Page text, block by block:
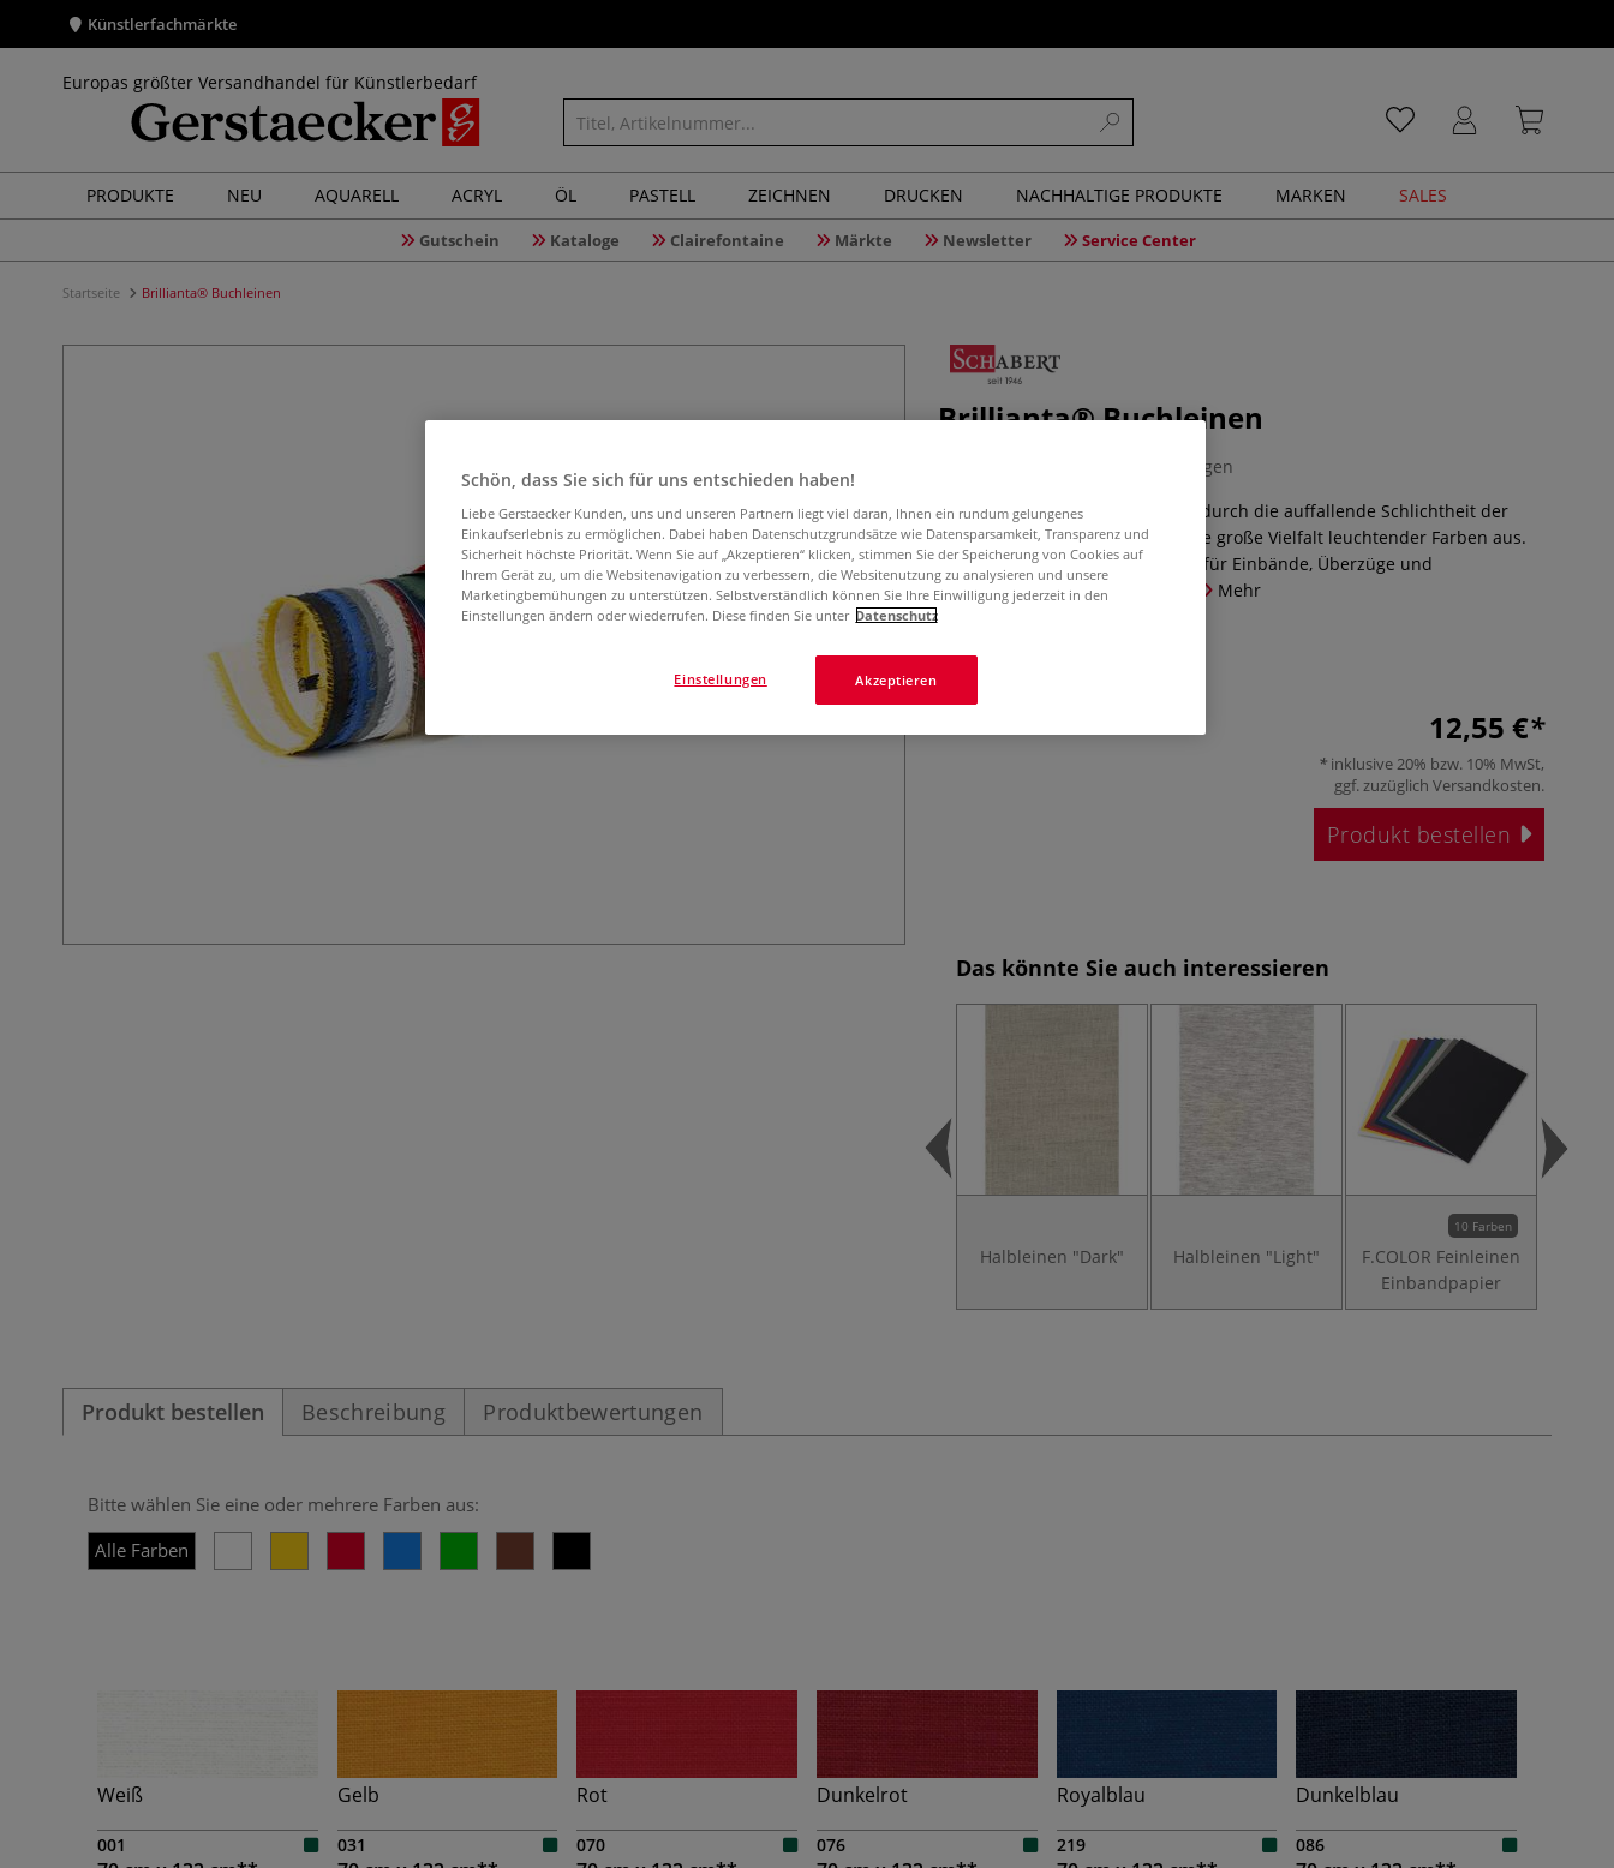
Künstlerfachmärkte
Europas größter Versandhandel für Künstlerbedarf
PRODUKTE NEU AQUARELL ACRYL ÖL PASTELL ZEICHNEN DRUCKEN NACHHALTIGE PRODUKTE MARKEN SALES
Gutschein Kataloge Clairefontaine Märkte Newsletter Service Center
Startseite Brillianta® Buchleinen
Brillianta® Buchleinen
2 Bewertungen
Dieser Buchleinen zeichnet sich durch die auffallende Schlichtheit der
natürlichen Textilstruktur und die große Vielfalt leuchtender Farben aus.
162 g/qm, 70 cm x 132 cm,. Ideal für Einbände, Überzüge und
Verpackungen. 100 % Zellwolle.
Mehr
12,55 €
inklusive 20% bzw. 10% MwSt,
ggf. zuzüglich Versandkosten.
Produkt bestellen
Das könnte Sie auch interessieren
Halbleinen "Dark" Halbleinen "Light"
10 Farben
F.COLOR Feinleinen
Einbandpapier
Produkt bestellen Beschreibung Produktbewertungen
Bitte wählen Sie eine oder mehrere Farben aus:
Alle Farben
Weiß
001
Gelb
031
Rot
070
Dunkelrot
076
Royalblau
219
Dunkelblau
086
Schön, dass Sie sich für uns entschieden haben!
Liebe Gerstaecker Kunden, uns und unseren Partnern liegt viel daran, Ihnen ein rundum gelungenes
Einkaufserlebnis zu ermöglichen. Dabei haben Datenschutzgrundsätze wie Datensparsamkeit, Transparenz und
Sicherheit höchste Priorität. Wenn Sie auf „Akzeptieren“ klicken, stimmen Sie der Speicherung von Cookies auf
Ihrem Gerät zu, um die Websitenavigation zu verbessern, die Websitenutzung zu analysieren und unsere
Marketingbemühungen zu unterstützen. Selbstverständlich können Sie Ihre Einwilligung jederzeit in den
Einstellungen ändern oder wiederrufen. Diese finden Sie unter Datenschutz
Akzeptieren
Einstellungen